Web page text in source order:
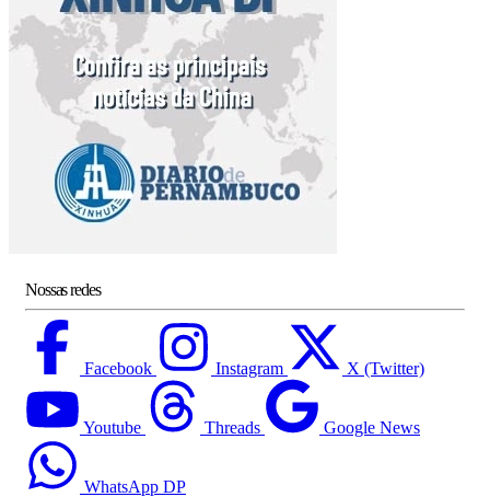
Nossas redes
Facebook Instagram X (Twitter)
Youtube Threads Google News
WhatsApp DP